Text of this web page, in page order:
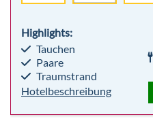
Highlights:
Tauchen
Paare
Traumstrand
Hotelbeschreibung